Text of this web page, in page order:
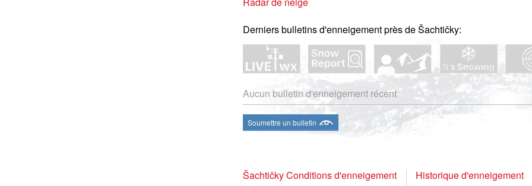
Derniers bulletins d'enneigement près de Šachtičky:
Aucun bulletin d'enneigement récent
Soumettre un bulletin
Šachtičky Conditions d'enneigement Historique d'enneigement